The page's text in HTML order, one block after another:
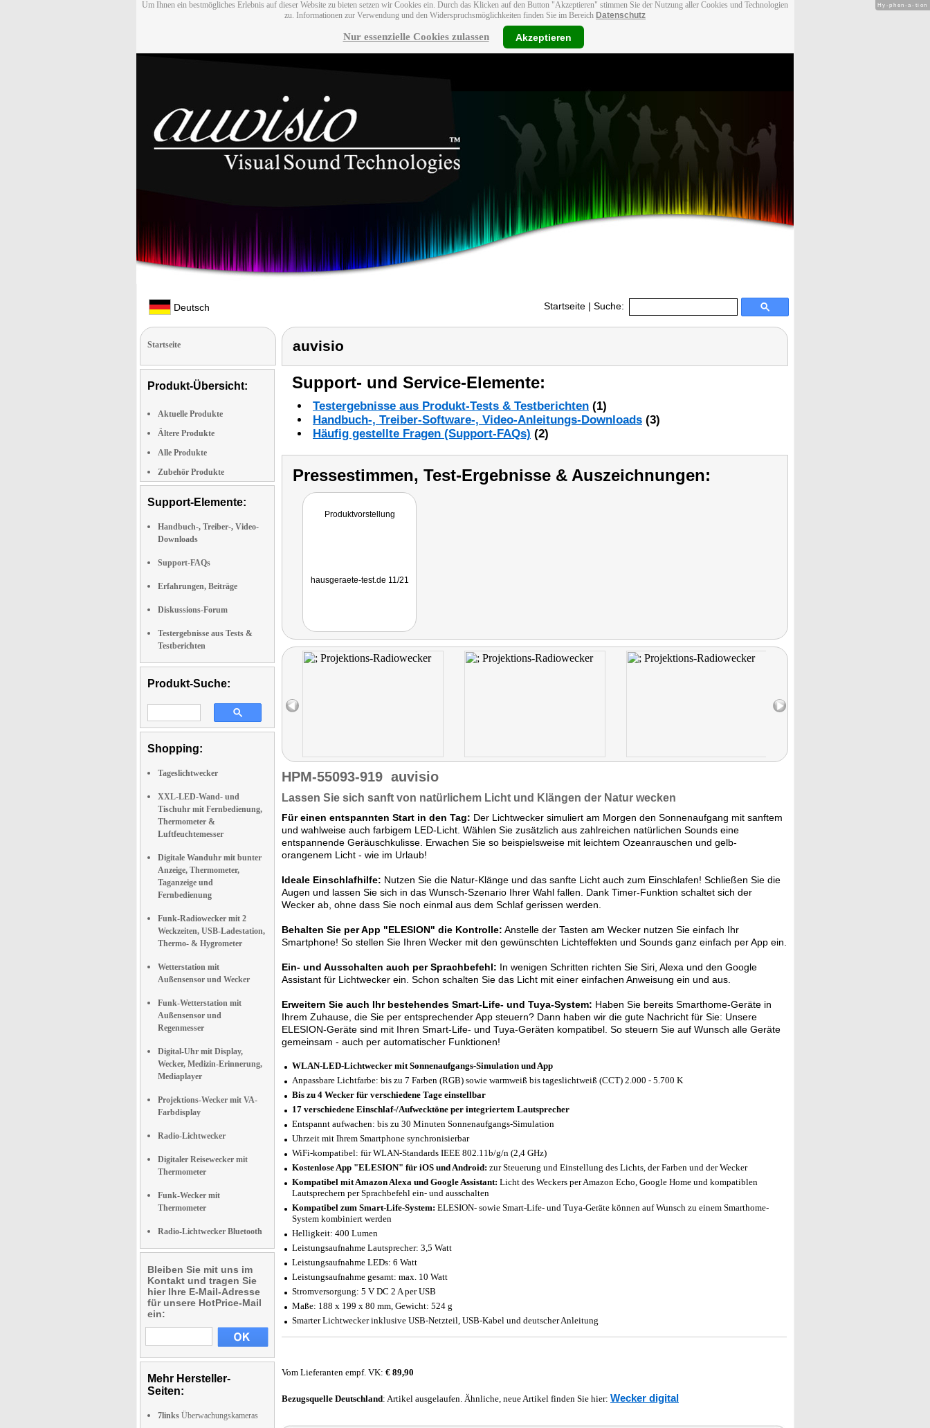
Um Ihnen ein bestmögliches Erlebnis auf dieser Website zu bieten setzen wir Cookies ein. Durch das Klicken auf den Button "Akzeptieren" stimmen Sie der Nutzung aller Cookies und Technologien
zu. Informationen zur Verwendung und den Widerspruchsmöglichkeiten finden Sie im Bereich Datenschutz
Nur essenzielle Cookies zulassen Akzeptieren
Deutsch Startseite | Suche:
Startseite
Produkt-Übersicht:
Aktuelle Produkte
Ältere Produkte
Alle Produkte
Zubehör Produkte
Support-Elemente:
Handbuch-, Treiber-, Video-
Downloads
Support-FAQs
Erfahrungen, Beiträge
Diskussions-Forum
Testergebnisse aus Tests &
Testberichten
Produkt-Suche:
Shopping:
Tageslichtwecker
XXL-LED-Wand- und
Tischuhr mit Fernbedienung,
Thermometer &
Luftfeuchtemesser
Digitale Wanduhr mit bunter
Anzeige, Thermometer,
Taganzeige und
Fernbedienung
Funk-Radiowecker mit 2
Weckzeiten, USB-Ladestation,
Thermo- & Hygrometer
Wetterstation mit
Außensensor und Wecker
Funk-Wetterstation mit
Außensensor und
Regenmesser
Digital-Uhr mit Display,
Wecker, Medizin-Erinnerung,
Mediaplayer
Projektions-Wecker mit VA-
Farbdisplay
Radio-Lichtwecker
Digitaler Reisewecker mit
Thermometer
Funk-Wecker mit
Thermometer
Radio-Lichtwecker Bluetooth
Bleiben Sie mit uns im
Kontakt und tragen Sie
hier Ihre E-Mail-Adresse
für unsere HotPrice-Mail
ein:
Mehr Hersteller-
Seiten:
7links Überwachungskameras
auvisio
Support- und Service-Elemente:
Testergebnisse aus Produkt-Tests & Testberichten (1)
Handbuch-, Treiber-Software-, Video-Anleitungs-Downloads (3)
Häufig gestellte Fragen (Support-FAQs) (2)
Pressestimmen, Test-Ergebnisse & Auszeichnungen:
Produktvorstellung
hausgeraete-test.de 11/21
HPM-55093-919 auvisio
Lassen Sie sich sanft von natürlichem Licht und Klängen der Natur wecken
Für einen entspannten Start in den Tag: Der Lichtwecker simuliert am Morgen den Sonnenaufgang mit sanftem
und wahlweise auch farbigem LED-Licht. Wählen Sie zusätzlich aus zahlreichen natürlichen Sounds eine
entspannende Geräuschkulisse. Erwachen Sie so beispielsweise mit leichtem Ozeanrauschen und gelb-
orangenem Licht - wie im Urlaub!
Ideale Einschlafhilfe: Nutzen Sie die Natur-Klänge und das sanfte Licht auch zum Einschlafen! Schließen Sie die
Augen und lassen Sie sich in das Wunsch-Szenario Ihrer Wahl fallen. Dank Timer-Funktion schaltet sich der
Wecker ab, ohne dass Sie noch einmal aus dem Schlaf gerissen werden.
Behalten Sie per App "ELESION" die Kontrolle: Anstelle der Tasten am Wecker nutzen Sie einfach Ihr
Smartphone! So stellen Sie Ihren Wecker mit den gewünschten Lichteffekten und Sounds ganz einfach per App ein.
Ein- und Ausschalten auch per Sprachbefehl: In wenigen Schritten richten Sie Siri, Alexa und den Google
Assistant für Lichtwecker ein. Schon schalten Sie das Licht mit einer einfachen Anweisung ein und aus.
Erweitern Sie auch Ihr bestehendes Smart-Life- und Tuya-System: Haben Sie bereits Smarthome-Geräte in
Ihrem Zuhause, die Sie per entsprechender App steuern? Dann haben wir die gute Nachricht für Sie: Unsere
ELESION-Geräte sind mit Ihren Smart-Life- und Tuya-Geräten kompatibel. So steuern Sie auf Wunsch alle Geräte
gemeinsam - auch per automatischer Funktionen!
WLAN-LED-Lichtwecker mit Sonnenaufgangs-Simulation und App
Anpassbare Lichtfarbe: bis zu 7 Farben (RGB) sowie warmweiß bis tageslichtweiß (CCT) 2.000 - 5.700 K
Bis zu 4 Wecker für verschiedene Tage einstellbar
17 verschiedene Einschlaf-/Aufwecktöne per integriertem Lautsprecher
Entspannt aufwachen: bis zu 30 Minuten Sonnenaufgangs-Simulation
Uhrzeit mit Ihrem Smartphone synchronisierbar
WiFi-kompatibel: für WLAN-Standards IEEE 802.11b/g/n (2,4 GHz)
Kostenlose App "ELESION" für iOS und Android: zur Steuerung und Einstellung des Lichts, der Farben und der Wecker
Kompatibel mit Amazon Alexa und Google Assistant: Licht des Weckers per Amazon Echo, Google Home und kompatiblen
Lautsprechern per Sprachbefehl ein- und ausschalten
Kompatibel zum Smart-Life-System: ELESION- sowie Smart-Life- und Tuya-Geräte können auf Wunsch zu einem Smarthome-
System kombiniert werden
Helligkeit: 400 Lumen
Leistungsaufnahme Lautsprecher: 3,5 Watt
Leistungsaufnahme LEDs: 6 Watt
Leistungsaufnahme gesamt: max. 10 Watt
Stromversorgung: 5 V DC 2 A per USB
Maße: 188 x 199 x 80 mm, Gewicht: 524 g
Smarter Lichtwecker inklusive USB-Netzteil, USB-Kabel und deutscher Anleitung
Vom Lieferanten empf. VK: € 89,90
Bezugsquelle Deutschland: Artikel ausgelaufen. Ähnliche, neue Artikel finden Sie hier: Wecker digital
Hy-phen-a-tion